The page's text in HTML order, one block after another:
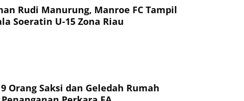
Rudi Manurung, Manroe FC Tampil
Soeratin U-15 Zona Riau
dan Geledah Rumah